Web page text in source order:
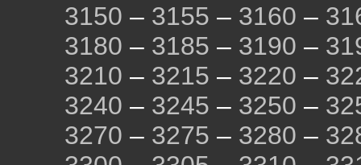
3150 – 3155 – 3160 –
3180 – 3185 – 3190 –
3210 – 3215 – 3220 –
3240 – 3245 – 3250 –
3270 – 3275 – 3280 –